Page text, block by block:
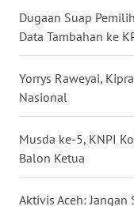
Dugaan Suap
Data Tambahan ke
Yorrys Raweyai,
Nasional
Musda ke-5, KNPI
Balon Ketua
Aktivis Aceh: Jangan
WN